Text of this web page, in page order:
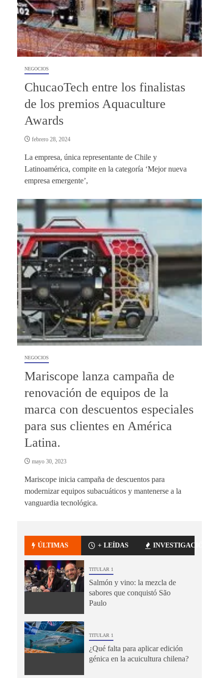
NEGOCIOS
ChucaoTech entre los finalistas
de los premios Aquaculture
Awards
febrero 28, 2024
La empresa, única representante de Chile y
Latinoamérica, compite en la categoría ‘Mejor nueva
empresa emergente’,
NEGOCIOS
Mariscope lanza campaña de
renovación de equipos de la
marca con descuentos especiales
para sus clientes en América
Latina.
mayo 30, 2023
Mariscope inicia campaña de descuentos para
modernizar equipos subacuáticos y mantenerse a la
vanguardia tecnológica.
ÚLTIMAS + LEÍDAS INVESTIGACIÓN
TITULAR 1
Salmón y vino: la mezcla de
sabores que conquistó São
Paulo
TITULAR 1
¿Qué falta para aplicar edición
génica en la acuicultura chilena?